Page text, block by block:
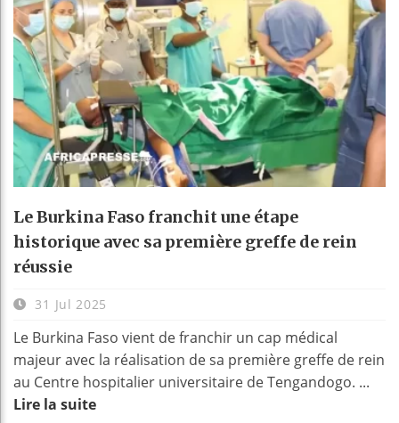
Le Burkina Faso franchit une étape
historique avec sa première greffe de rein
réussie
31 Jul 2025
Le Burkina Faso vient de franchir un cap médical
majeur avec la réalisation de sa première greffe de rein
au Centre hospitalier universitaire de Tengandogo. ...
Lire la suite